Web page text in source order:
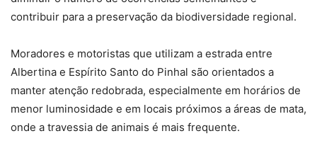
contribuir para a preservação da biodiversidade regional.
Moradores e motoristas que utilizam a estrada entre
Albertina e Espírito Santo do Pinhal são orientados a
manter atenção redobrada, especialmente em horários de
menor luminosidade e em locais próximos a áreas de mata,
onde a travessia de animais é mais frequente.